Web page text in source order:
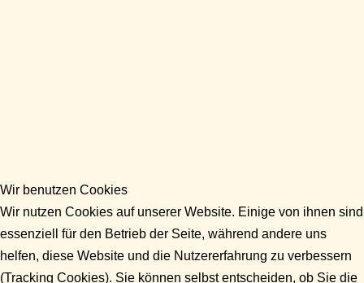
Wir benutzen Cookies
Wir nutzen Cookies auf unserer Website. Einige von ihnen sind
essenziell für den Betrieb der Seite, während andere uns
helfen, diese Website und die Nutzererfahrung zu verbessern
(Tracking Cookies). Sie können selbst entscheiden, ob Sie die